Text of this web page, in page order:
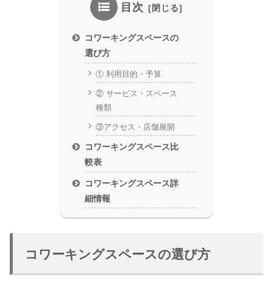
目次
コワーキングスペースの
選び方
① 利用目的・予算
② サービス・スペース
種類
③アクセス・店舗展開
コワーキングスペース比
較表
コワーキングスペース詳
細情報
コワーキングスペースの選び方